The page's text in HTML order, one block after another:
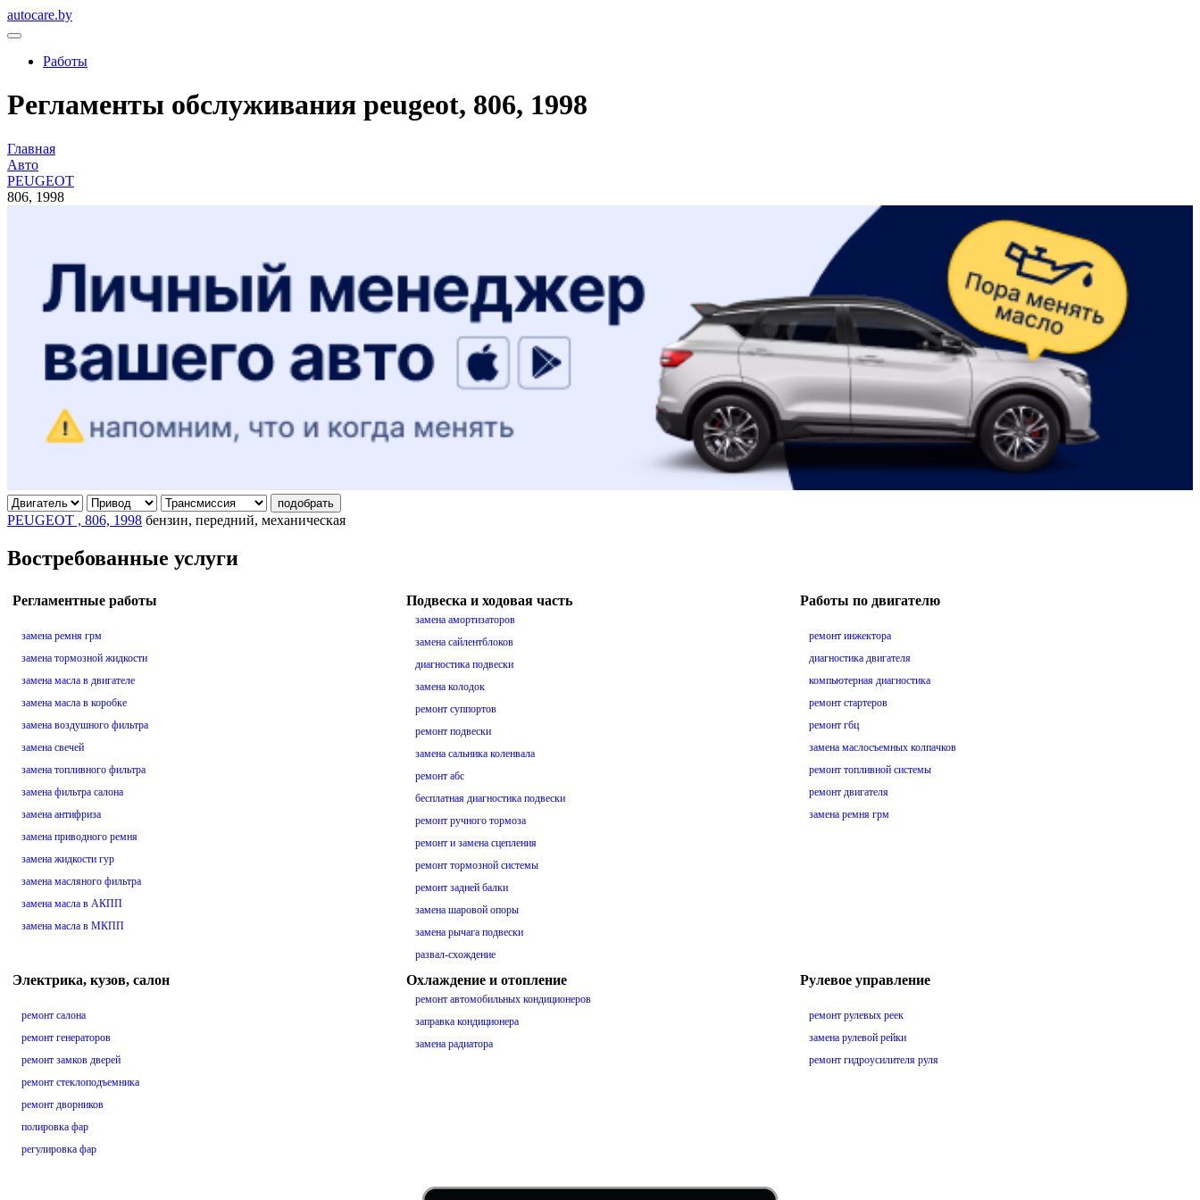
autocare.by
Работы
Регламенты обслуживания peugeot, 806, 1998
Главная
Авто
PEUGEOT
806, 1998
подобрать
PEUGEOT , 806, 1998 бензин, передний, механическая
Востребованные услуги
Регламентные работы
замена ремня грм
замена тормозной жидкости
замена масла в двигателе
замена масла в коробке
замена воздушного фильтра
замена свечей
замена топливного фильтра
замена фильтра салона
замена антифриза
замена приводного ремня
замена жидкости гур
замена масляного фильтра
замена масла в АКПП
замена масла в МКПП
Подвеска и ходовая часть
замена амортизаторов
замена сайлентблоков
диагностика подвески
замена колодок
ремонт суппортов
ремонт подвески
замена сальника коленвала
ремонт абс
бесплатная диагностика подвески
ремонт ручного тормоза
ремонт и замена сцепления
ремонт тормозной системы
ремонт задней балки
замена шаровой опоры
замена рычага подвески
развал-схождение
Работы по двигателю
ремонт инжектора
диагностика двигателя
компьютерная диагностика
ремонт стартеров
ремонт гбц
замена маслосъемных колпачков
ремонт топливной системы
ремонт двигателя
замена ремня грм
Электрика, кузов, салон
ремонт салона
ремонт генераторов
ремонт замков дверей
ремонт стеклоподъемника
ремонт дворников
полировка фар
регулировка фар
Охлаждение и отопление
ремонт автомобильных кондиционеров
заправка кондиционера
замена радиатора
Рулевое управление
ремонт рулевых реек
замена рулевой рейки
ремонт гидроусилителя руля